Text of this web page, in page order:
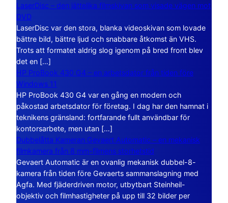
LaserDisc – den jättelika filmskivan som visade vägen mot
DVD
LaserDisc var den stora, blanka videoskivan som lovade
bättre bild, bättre ljud och snabbare åtkomst än VHS.
Trots att formatet aldrig slog igenom på bred front blev
det en […]
HP ProBook 430 G4 – en arbetsdator från tiden före
Windows 11
HP ProBook 430 G4 var en gång en modern och
påkostad arbetsdator för företag. I dag har den hamnat i
teknikens gränsland: fortfarande fullt användbar för
kontorsarbete, men utan […]
Dubbelåtta Kameran Gevaert Automatic – en mekanisk
filmkamera från 8 mm-filmens storhetstid
Gevaert Automatic är en ovanlig mekanisk dubbel-8-
kamera från tiden före Gevaerts sammanslagning med
Agfa. Med fjäderdriven motor, utbytbart Steinheil-
objektiv och filmhastigheter på upp till 32 bilder per